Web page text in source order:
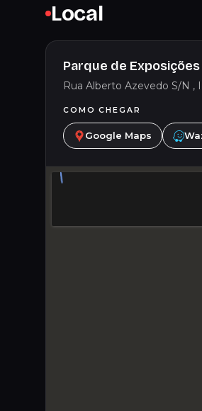
Local
Parque de
Rua Alberto Azevedo S/N ,
COMO CHEGAR
Google Maps